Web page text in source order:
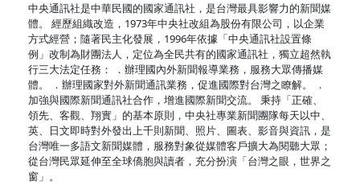
中央通訊社是中華民國的國家通訊社，是台灣最具影響力的新聞媒
體。 經歷組織改造，1973年中央社改組為股份有限公司，以企業
方式經營；隨著民主化發展，1996年依據「中央通訊社設置條
例」改制為財團法人，定位為全民共有的國家通訊社，獨立超然執
行三大法定任務： ．辦理國內外新聞報導業務，服務大眾傳播媒
體。 ．辦理國家對外新聞通訊業務，促進國際對台灣之瞭解。 ．
加強與國際新聞通訊社合作，增進國際新聞交流。 秉持「正確、
領先、客觀、翔實」的基本原則，中央社專業新聞團隊每天以中、
英、日文即時對外發出上千則新聞、照片、圖表、影音與資訊，是
台灣唯一多語文新聞媒體，服務對象從媒體客戶擴大為閱聽大眾；
從台灣民眾延伸至全球僑胞與讀者，充分扮演「台灣之眼，世界之
窗」。